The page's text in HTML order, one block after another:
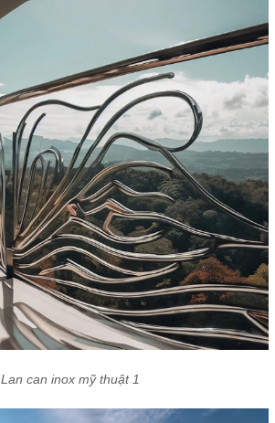
Lan can inox mỹ thuật 1